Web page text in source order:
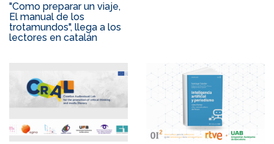
"Como preparar un viaje,
El manual de los
trotamundos", llega a los
lectores en catalán